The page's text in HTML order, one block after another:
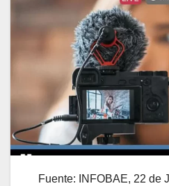
Fuente: INFOBAE, 22 de